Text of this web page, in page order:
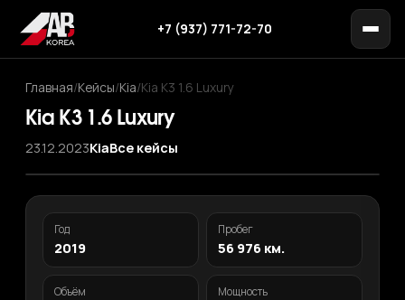
+7 (937) 771-72-70
Главная/Кейсы/Kia/Kia K3 1.6 Luxury
Kia K3 1.6 Luxury
23.12.2023KiaВсе кейсы
Год
2019
Пробег
56 976 км.
Объём Мощность